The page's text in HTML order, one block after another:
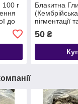
100 г
до
Блакитна
пігментації
50₴